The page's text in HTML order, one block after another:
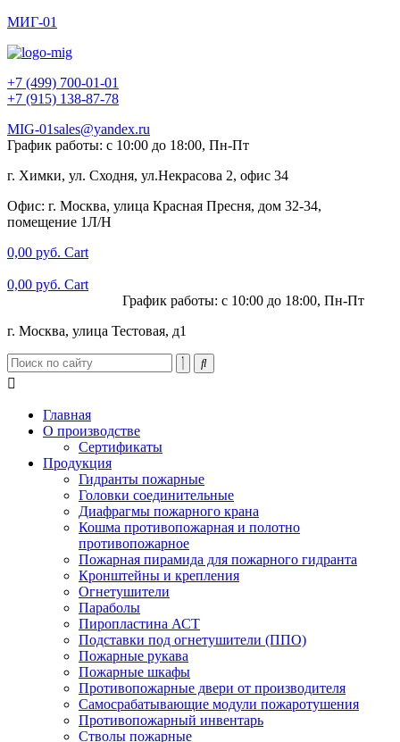
МИГ-01
+7 (499) 700-01-01
+7 (915) 138-87-78
MIG-01sales@yandex.ru
График работы: с 10:00 до 18:00, Пн-Пт
г. Химки, ул. Сходня, ул.Некрасова 2, офис 34
Офис: г. Москва, улица Красная Пресня, дом 32-34,
помещение 1Л/Н
0,00 руб. Cart
0,00 руб. Cart
График работы: с 10:00 до 18:00, Пн-Пт
г. Москва, улица Тестовая, д1
Главная
О производстве
Сертификаты
Продукция
Гидранты пожарные
Головки соединительные
Диафрагмы пожарного крана
Кошма противопожарная и полотно
противопожарное
Пожарная пирамида для пожарного гидранта
Кронштейны и крепления
Огнетушители
Параболы
Пиропластина АСТ
Подставки под огнетушители (ППО)
Пожарные рукава
Пожарные шкафы
Противопожарные двери от производителя
Самосрабатывающие модули пожаротушения
Противопожарный инвентарь
Стволы пожарные